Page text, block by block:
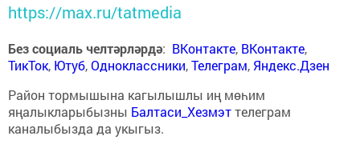
https://max.ru/tatmedia
Без социаль челтәрләрдә: ВКонтакте, ВКонтакте,
ТикТок, Ютуб,Одноклассники,Телеграм, Яндекс.Дзен
Район тормышына кагылышлы иң мөһим
яңалыкларыбызны Балтаси_Хезмэттелеграм
каналыбызда да укыгыз.